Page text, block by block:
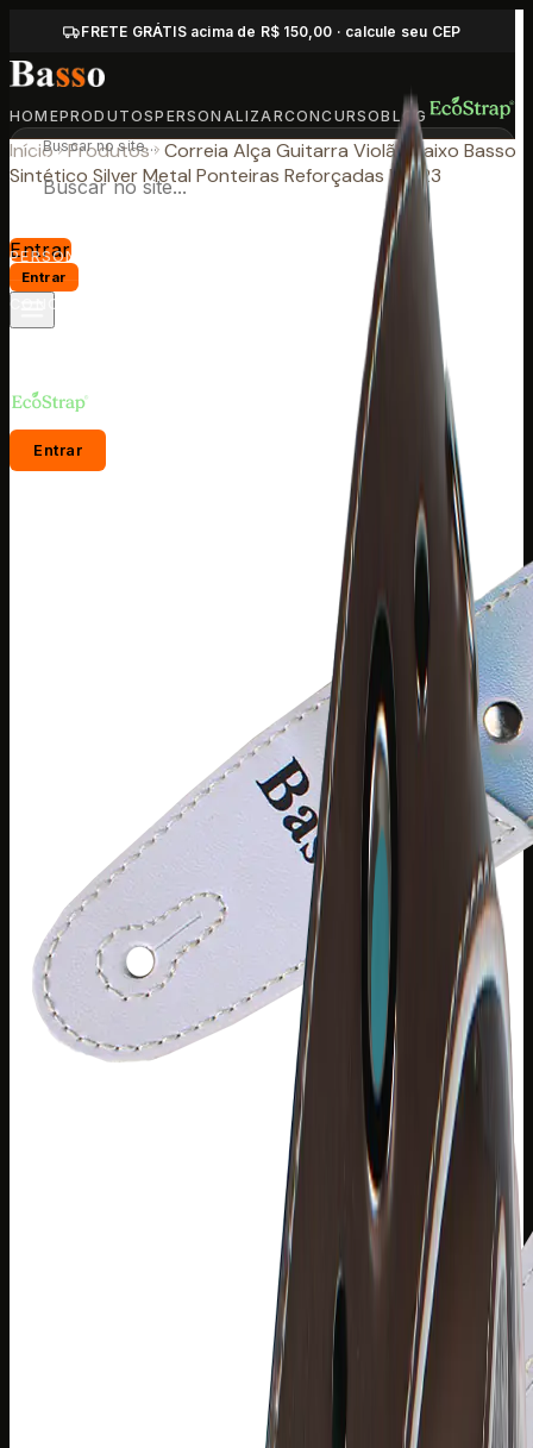
FRETE GRÁTIS acima de R$ 150,00 · calcule seu CEP
HOMEPRODUTOSPERSONALIZARCONCURSOBLOG
Entrar
Entrar
HOME
PERSONALIZAR
CONCURSO
Entrar
Início Produtos
Correia Alça Guitarra Violão Baixo Basso
Sintético Silver Metal Ponteiras Reforçadas PL 123